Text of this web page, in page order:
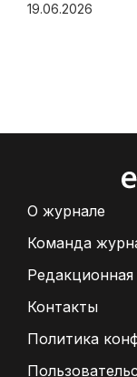
19.06.2026
О журнале
Команда
Контакты
Политика